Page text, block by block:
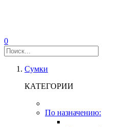
0
Сумки
КАТЕГОРИИ
По назначению: